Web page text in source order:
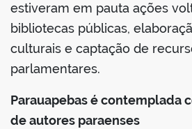
estiveram em pauta ações
bibliotecas públicas,
culturais e captação de
parlamentares.
Parauapebas é contemplada
de autores paraenses